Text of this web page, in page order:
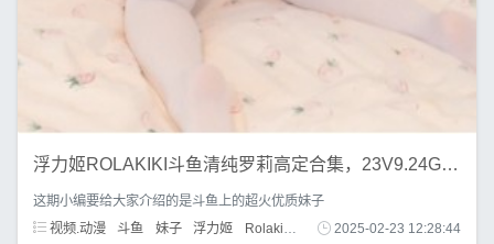
浮力姬ROLAKIKI斗鱼清纯罗莉高定合集，23V9.24G，初恋感觉再现！
这期小编要给大家介绍的是斗鱼上的超火优质妹子
视频.动漫
斗鱼 妹子 浮力姬 Rolakiki 罗莉 2025-02-23 12:28:44